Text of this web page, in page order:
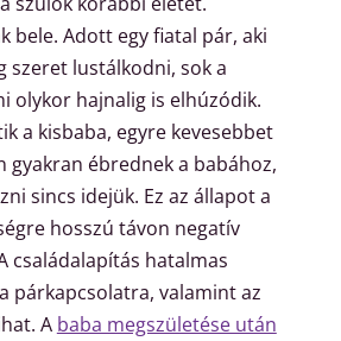
bele. Adott egy fiatal pár, aki
szeret lustálkodni, sok a
olykor hajnalig is elhúzódik.
a kisbaba, egyre kevesebbet
gyakran ébrednek a babához,
sincs idejük. Ez az állapot a
hosszú távon negatív
családalapítás hatalmas
párkapcsolatra, valamint az
A baba megszületése után